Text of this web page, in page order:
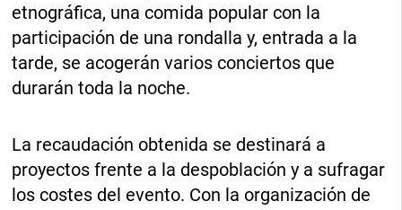
etnográfica, una comida popular con la
participación de una rondalla y, entrada a la
tarde, se acogerán varios conciertos que
durarán toda la noche.
La recaudación obtenida se destinará a
proyectos frente a la despoblación y a sufragar
los costes del evento. Con la organización de